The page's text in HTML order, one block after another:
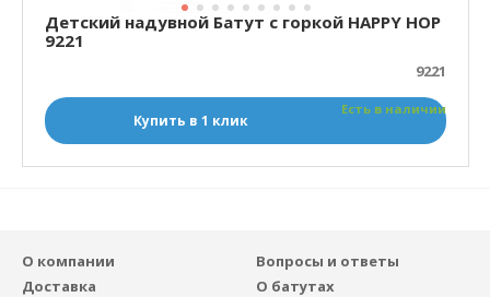
Детский надувной Батут с горкой HAPPY HOP
9221
9221
Есть в наличии
Купить в 1 клик
О компании
Доставка
Вопросы и ответы
О батутах